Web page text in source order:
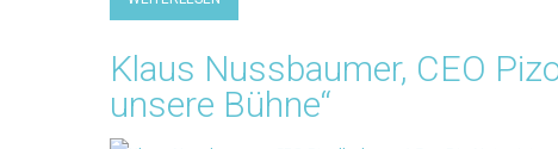
Klaus Nussbaumer, CEO
unsere Bühne“